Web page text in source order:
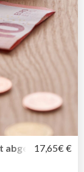
abgerundeten
17,65€ €